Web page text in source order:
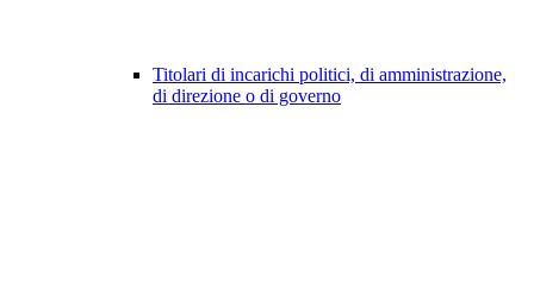
Titolari di incarichi politici, di amministrazione,
di direzione o di governo